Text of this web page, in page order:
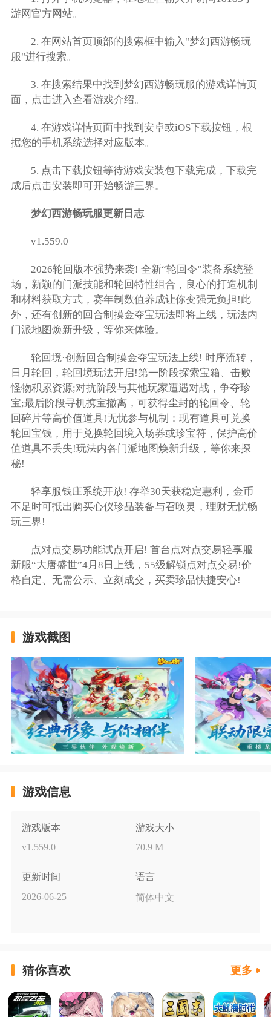
游网官方网站。
2. 在网站首页顶部的搜索框中输入"梦幻西游畅玩
服"进行搜索。
3. 在搜索结果中找到梦幻西游畅玩服的游戏详情页
面，点击进入查看游戏介绍。
4. 在游戏详情页面中找到安卓或iOS下载按钮，根
据您的手机系统选择对应版本。
5. 点击下载按钮等待游戏安装包下载完成，下载完
成后点击安装即可开始畅游三界。
梦幻西游畅玩服更新日志
v1.559.0
2026轮回版本强势来袭! 全新“轮回令”装备系统登
场，新颖的门派技能和轮回特性组合，良心的打造机制
和材料获取方式，赛年制数值养成让你变强无负担!此
外，还有创新的回合制摸金夺宝玩法即将上线，玩法内
门派地图焕新升级，等你来体验。
轮回境·创新回合制摸金夺宝玩法上线! 时序流转，
日月轮回，轮回境玩法开启!第一阶段探索宝箱、击败
怪物积累资源;对抗阶段与其他玩家遭遇对战，争夺珍
宝;最后阶段寻机携宝撤离，可获得尘封的轮回令、轮
回碎片等高价值道具!无忧参与机制：现有道具可兑换
轮回宝钱，用于兑换轮回境入场券或珍宝符，保护高价
值道具不丢失!玩法内各门派地图焕新升级，等你来探
秘!
轻享服钱庄系统开放! 存举30天获稳定惠利，金币
不足时可抵出购买心仪珍品装备与召唤灵，理财无忧畅
玩三界!
点对点交易功能试点开启! 首台点对点交易轻享服
新服“大唐盛世”4月8日上线，55级解锁点对点交易!价
格自定、无需公示、立刻成交，买卖珍品快捷安心!
游戏截图
游戏信息
游戏版本
v1.559.0
游戏大小
70.9 M
更新时间
2026-06-25
语言
简体中文
猜你喜欢 更多